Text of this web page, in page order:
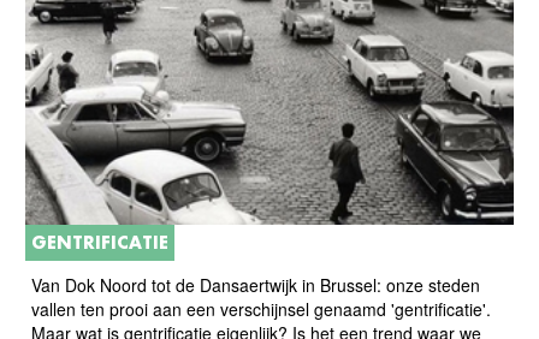
GENTRIFICATIE
Van Dok Noord tot de Dansaertwijk in Brussel: onze steden
vallen ten prooi aan een verschijnsel genaamd 'gentrificatie'.
Maar wat is gentrificatie eigenlijk? Is het een trend waar we